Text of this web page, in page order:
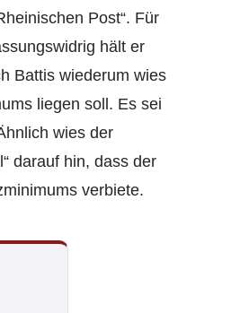
Post“. Für
hält er
Battis wiederum wies
liegen soll. Es sei
wies der
darauf hin, dass der
verbiete.